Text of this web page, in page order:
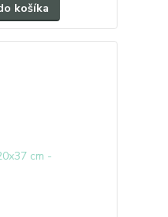
košíka